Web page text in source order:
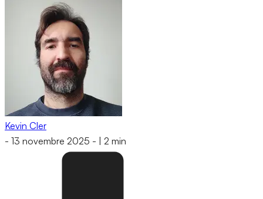
Kevin Cler
- 13 novembre 2025 - 2 min